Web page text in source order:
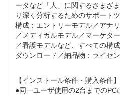
ータなど「人」に関するさまざ
り深く分析するためのサポート
構成：エントリーモデル／アナ
／メディカルモデル／マーケタ
／看護モデルなど、すべての構
ダウンロード／納品物：ライセ
【インストール条件・購入条件】
●同一ユーザ使用の2台までの